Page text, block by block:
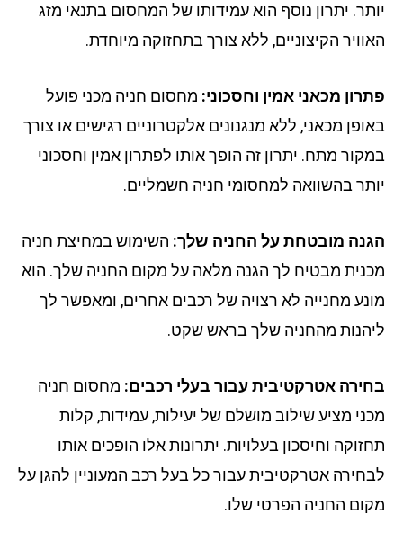
יתרון נוסף הוא עמידותו של המחסום בתנאי מזג
הקיצוניים, ללא צורך בתחזוקה מיוחדת.
מכאני אמין וחסכוני:מחסום חניה מכני פועל
מכאני, ללא מנגנונים אלקטרוניים רגישים או צורך
מתח. יתרון זה הופך אותו לפתרון אמין וחסכוני
בהשוואה למחסומי חניה חשמליים.
מובטחת על החניה שלך:השימוש במחיצת חניה
מבטיח לך הגנה מלאה על מקום החניה שלך. הוא
מחנייה לא רצויה של רכבים אחרים, ומאפשר לך
מהחניה שלך בראש שקט.
אטרקטיבית עבור בעלי רכבים:מחסום חניה
מציע שילוב מושלם של יעילות, עמידות, קלות
וחיסכון בעלויות. יתרונות אלו הופכים אותו
אטרקטיבית עבור כל בעל רכב המעוניין להגן על
החניה הפרטי שלו.